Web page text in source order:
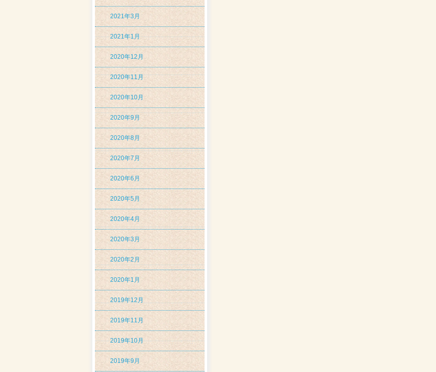
2021年3月
2021年1月
2020年12月
2020年11月
2020年10月
2020年9月
2020年8月
2020年7月
2020年6月
2020年5月
2020年4月
2020年3月
2020年2月
2020年1月
2019年12月
2019年11月
2019年10月
2019年9月